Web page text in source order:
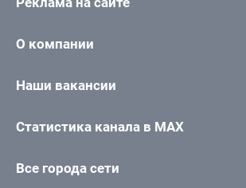
О компании
Наши вакансии
Статистика канала в MAX
Все города сети